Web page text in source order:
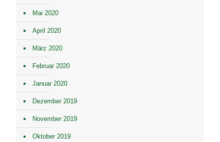
Mai 2020
April 2020
März 2020
Februar 2020
Januar 2020
Dezember 2019
November 2019
Oktober 2019